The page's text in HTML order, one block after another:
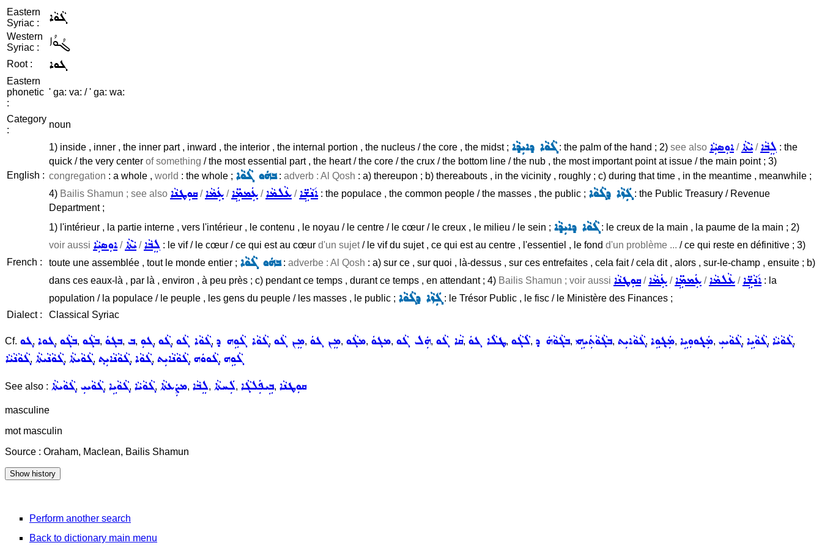
Eastern
Syriac :
ܓܵܘܵܐ
Western
Syriac :
ܓܳܘܳܐ
Root : ܓܘܐ
Eastern
phonetic
:
' ga: va: / ' ga: wa:
Category
:
noun
English :
1) inside , inner , the inner part , inward , the interior , the internal portion , the nucleus / the core , the midst ; ܓܵܘܵܐ ܕܐܝܼܕܵܐ: the palm of the hand ; 2) see also ܐܘܼܣܝܼܵܐ/ܝܵܬܵܐ/ܠܸܒܵܐ : the
quick / the very center of something / the most essential part , the heart / the core / the crux / the bottom line / the nub , the most important point at issue / the main point ; 3)
congregation : a whole , world : the whole ; ܒܗܿܘ ܓܵܘܵܐ: adverb : Al Qosh : a) thereupon ; b) thereabouts , in the vicinity , roughly ; c) during that time , in the meantime , meanwhile ;
4) Bailis Shamun ; see also ܩܘܼܛܢܵܐ/ܥܲܡܵܐ /ܥܲܡܡܹ̈ܐ /ܥܵܠܡܵܐ /ܐ݇ܢܵܫܹ̈ܐ: the populace , the common people / the masses , the public ; ܓܲܙܵܐ ܕܓܵܘܵܐ: the Public Treasury / Revenue
Department ;
French :
1) l'intérieur , la partie interne , vers l'intérieur , le contenu , le noyau / le centre / le cœur / le creux , le milieu / le sein ; ܓܵܘܵܐ ܕܐܝܼܕܵܐ: le creux de la main , la paume de la main ; 2)
voir aussi ܐܘܼܣܝܼܵܐ/ܝܵܬܵܐ/ܠܸܒܵܐ : le vif / le cœur / ce qui est au cœur d'un sujet/ le vif du sujet , ce qui est au centre , l'essentiel , le fond d'un problème ... / ce qui reste en définitive ; 3)
toute une assemblée , tout le monde entier ; ܒܗܿܘ ܓܵܘܵܐ: adverbe : Al Qosh : a) sur ce , sur quoi , là-dessus , sur ces entrefaites , cela fait / cela dit , alors , sur-le-champ , ensuite ; b)
dans ces eaux-là , par là , environ , à peu près ; c) pendant ce temps , durant ce temps , en attendant ; 4) Bailis Shamun ; voir aussi ܩܘܼܛܢܵܐ/ܥܲܡܵܐ /ܥܲܡܡܹ̈ܐ /ܥܵܠܡܵܐ /ܐ݇ܢܵܫܹ̈ܐ: la
population / la populace / le peuple , les gens du peuple / les masses , le public ; ܓܲܙܵܐ ܕܓܵܘܵܐ: le Trésor Public , le fisc / le Ministère des Finances ;
Dialect :
Classical Syriac
Cf. ܓܘ, ܓܘܐ, ܒܓܵܘ, ܒܓܵܘ, ܒܓܘܿ, ܒ, ܓܘܼ, ܓܵܘ, ܓܵܘܵܐ ܓܵܘ, ܓܵܘܵܐ ܓܵܘܹܗ ܕ, ܡܸܢ ܓܵܘ, ܡܸܢ ܓܘܿ, ܡܓܵܘ, ܡܓܘܿ, ܗܲܠ ܓܵܘ, ܩܵܐ ܓܵܘ, ܛܠܵܐ ܓܘܿ, ܠܵܓܵܘ, ܒܓܵܘܵܗܿ ܕ, ܒܓܵܘܵܬܲܝܗܹܝ, ܓܵܘܵܐܝܼܬ, ܡܲܓ݂ܘܹܐ, ܡܲܓ݂ܘܘܼܝܹܐ, ܓܵܘܵܝܝܼ, ܓܵܘܵܝܹܐ, ܓܵܘܵܝܵܐ,
ܓܵܘܵܢܵܝܵܐ, ܓܵܘܵܢܵܝܬܵܐ, ܓܵܘܵܝܬܵܐ, ܓܵܘܵܢܵܐܝܼܬ݂, ܓܵܘܵܐ, ܓܵܘܵܢܵܐܝܼܬ, ܓܵܘܘܿܗ, ܓܵܘܹܗ
See also : ܓܵܘܵܝܬܵܐ, ܓܵܘܵܝܝܼ, ܓܵܘܵܝܹܐ, ܓܵܘܵܝܵܐ, ܡܨܲܥܬܵܐ, ܠܸܒܵܐ, ܠܲܚܬܵܐ, ܒܹܝܦܲܠܓܵܐ, ܩܘܼܛܢܵܐ
masculine
mot masculin
Source : Oraham, Maclean, Bailis Shamun
Perform another search
Back to dictionary main menu